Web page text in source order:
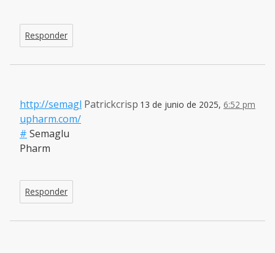
Responder
Patrickcrisp 13 de junio de 2025, 6:52 pm
http://semagl
upharm.com/
# Semaglu
Pharm
Responder